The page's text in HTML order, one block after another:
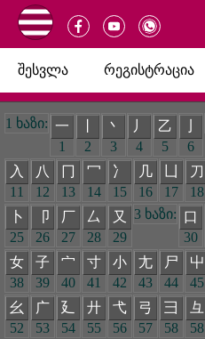
შესვლა რეგისტრაცია
1 ხაზი: 一
1
2
丶
3
丿
4
乙
5
6
入
11
八
12
冂
13
冖
14
冫
15
几
16
17
刀
18
卜
25
卩
26
厂
27
厶
28
又
29
3 ხაზი: 口
30
女
38
子
39
宀
40
寸
41
小
42
尢
43
尸
44
屮
45
幺
52
广
53
廴
54
廾
55
弋
56
弓
57
彐
58
彑
58